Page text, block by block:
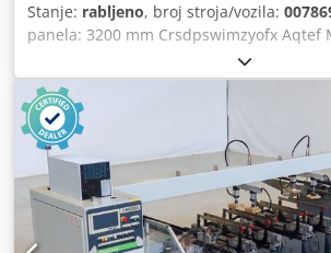
Stanje: rabljeno, broj stroja/vozila:
panela: 3200 mm Crsdpswimzyofx Aqtef
panela: 800 mm Broj agregata: 5 Bočne
grupe: da